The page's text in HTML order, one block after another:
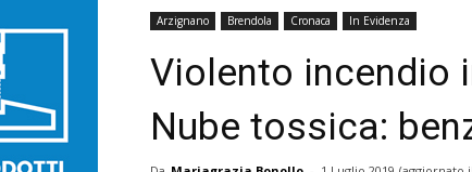
Arzignano Brendola Cronaca In Evidenza
Violento incendio
Nube tossica: